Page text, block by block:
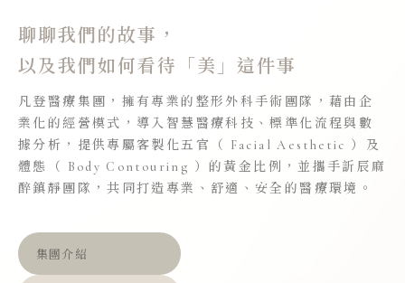
聊聊我們的故事，
以及我們如何看待「美」這件事
凡登醫療集團，擁有專業的整形外科手術團隊，藉由企
業化的經營模式，導入智慧醫療科技、標準化流程與數
據分析，提供專屬客製化五官（ Facial Aesthetic ）及
體態（ Body Contouring ）的黃金比例，並攜手訢辰麻
醉鎮靜團隊，共同打造專業、舒適、安全的醫療環境。
集團介紹